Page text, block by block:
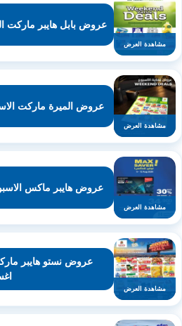
مشاهدة العرض
عروض بابل هايبر ماركت المعبيلة
مشاهدة العرض
عروض الميرة ماركت الاسبوعية من
مشاهدة العرض
عروض هايبر ماكس الاسبوعية من 6
مشاهدة العرض